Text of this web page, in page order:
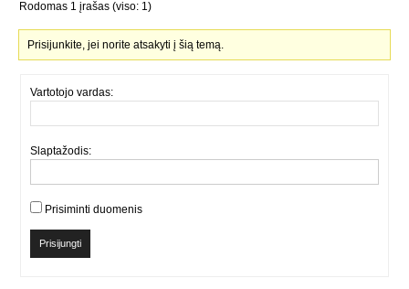
Rodomas 1 įrašas (viso: 1)
Prisijunkite, jei norite atsakyti į šią temą.
Vartotojo vardas:
Slaptažodis:
Prisiminti duomenis
Prisijungti